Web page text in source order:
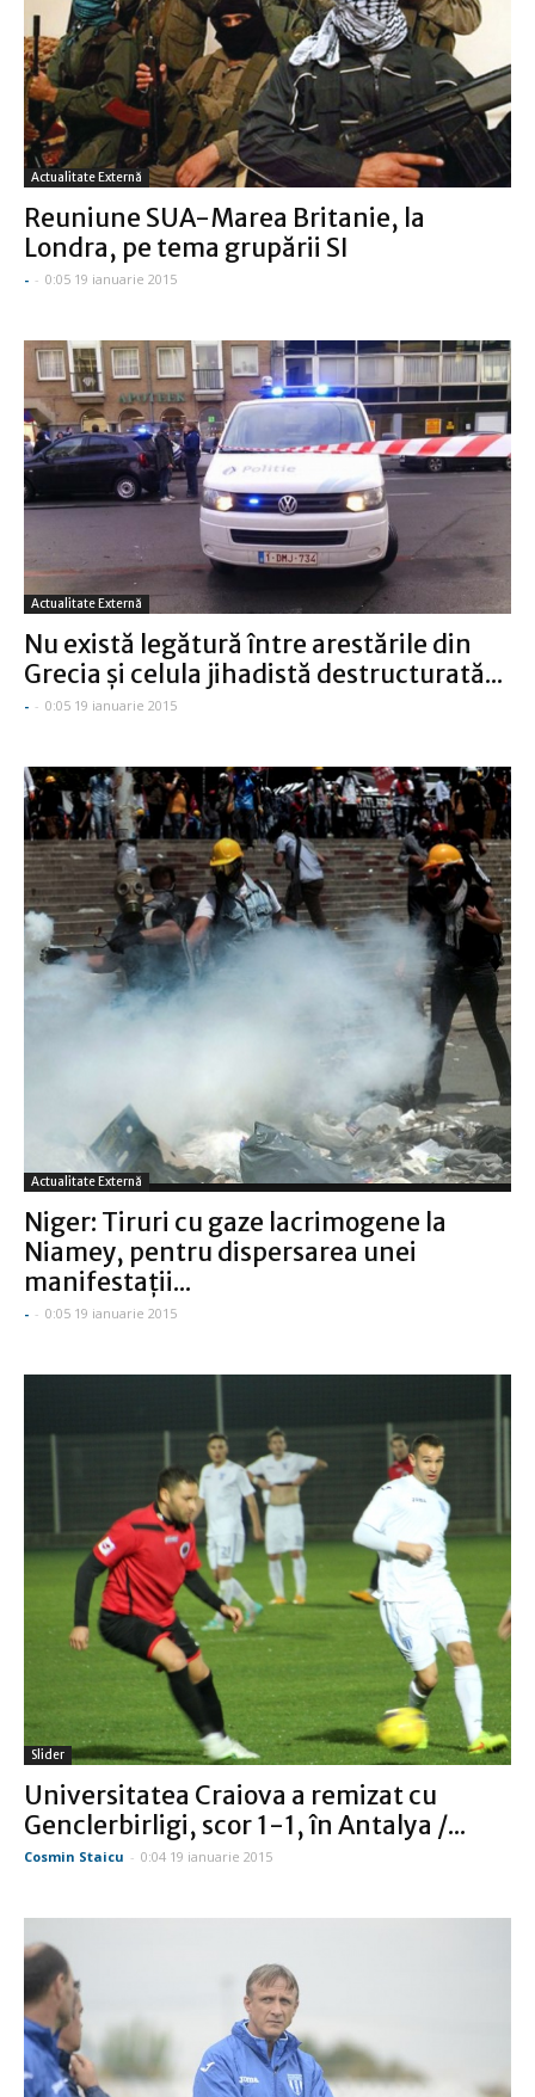
Actualitate Externă
Reuniune SUA-Marea Britanie, la
Londra, pe tema grupării SI
- - 0:05 19 ianuarie 2015
Actualitate Externă
Nu există legătură între arestările din
Grecia şi celula jihadistă destructurată...
- - 0:05 19 ianuarie 2015
Actualitate Externă
Niger: Tiruri cu gaze lacrimogene la
Niamey, pentru dispersarea unei
manifestaţii...
- - 0:05 19 ianuarie 2015
Slider
Universitatea Craiova a remizat cu
Genclerbirligi, scor 1-1, în Antalya /...
Cosmin Staicu - 0:04 19 ianuarie 2015